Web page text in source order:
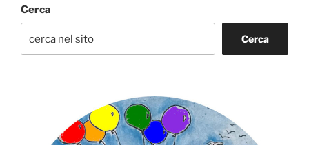
Cerca
Cerca